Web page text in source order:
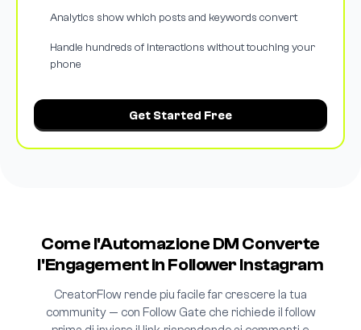
Analytics show which posts and keywords convert
Handle hundreds of interactions without touching your
phone
Get Started Free
Come l'Automazione DM Converte
l'Engagement in Follower Instagram
CreatorFlow rende piu facile far crescere la tua
community — con Follow Gate che richiede il follow